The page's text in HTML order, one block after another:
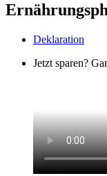
Deklaration
Jetzt sparen?